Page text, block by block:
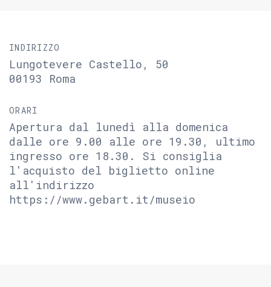
INDIRIZZO
Lungotevere Castello, 50
00193 Roma
ORARI
Apertura dal lunedì alla domenica
dalle ore 9.00 alle ore 19.30, ultimo
ingresso ore 18.30. Si consiglia
l'acquisto del biglietto online
all'indirizzo
https://www.gebart.it/museio